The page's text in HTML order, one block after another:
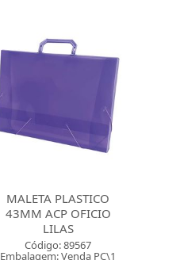
MALETA PLASTICO
43MM ACP OFICIO
LILAS
Código: 89567
Embalagem: Venda PC\1